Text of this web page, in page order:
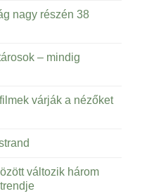
nagy részén 38
– mindig
várják a nézőket
változik három